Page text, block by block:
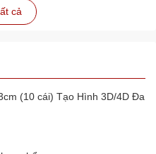
cả
(10 cái) Tạo Hình 3D/4D Đa